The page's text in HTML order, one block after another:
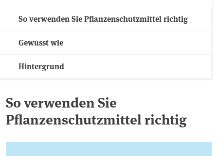
So verwenden Sie Pflanzenschutzmittel richtig
Gewusst wie
Hintergrund
So verwenden Sie
Pflanzenschutzmittel richtig